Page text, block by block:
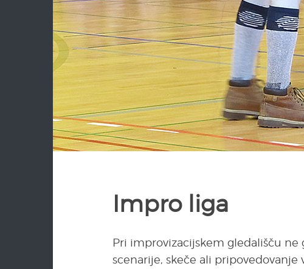
Impro liga
Pri improvizacijskem gledališču ne
scenarije, skeče ali pripovedovanje